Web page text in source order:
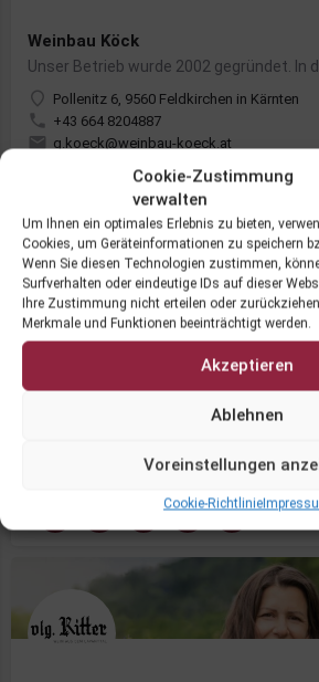
Cookie-Zustimmung
verwalten
Um Ihnen ein optimales Erlebnis zu bieten,
Cookies, um Geräteinformationen zu speichern
Wenn Sie diesen Technologien zustimmen,
Surfverhalten oder eindeutige IDs auf dieser
Ihre Zustimmung nicht erteilen oder
Merkmale und Funktionen beeinträchtigt werden.
Akzeptieren
Ablehnen
Voreinstellungen
Cookie-Richtlinie
Weinbau Köck
Pollenitz 6, 9560 Feldkirchen in Kärnten
+43 664 8204887
g.koeck@weinbau-koeck.at
Weingut Burg Taggenbrunn
Taggenbrunn 9, 9300 Sankt Georgen am
info@taggenbrunn.at